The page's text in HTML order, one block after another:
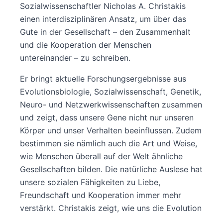
Sozialwissenschaftler Nicholas A. Christakis
einen interdisziplinären Ansatz, um über das
Gute in der Gesellschaft – den Zusammenhalt
und die Kooperation der Menschen
untereinander – zu schreiben.
Er bringt aktuelle Forschungsergebnisse aus
Evolutionsbiologie, Sozialwissenschaft, Genetik,
Neuro- und Netzwerkwissenschaften zusammen
und zeigt, dass unsere Gene nicht nur unseren
Körper und unser Verhalten beeinflussen. Zudem
bestimmen sie nämlich auch die Art und Weise,
wie Menschen überall auf der Welt ähnliche
Gesellschaften bilden. Die natürliche Auslese hat
unsere sozialen Fähigkeiten zu Liebe,
Freundschaft und Kooperation immer mehr
verstärkt. Christakis zeigt, wie uns die Evolution